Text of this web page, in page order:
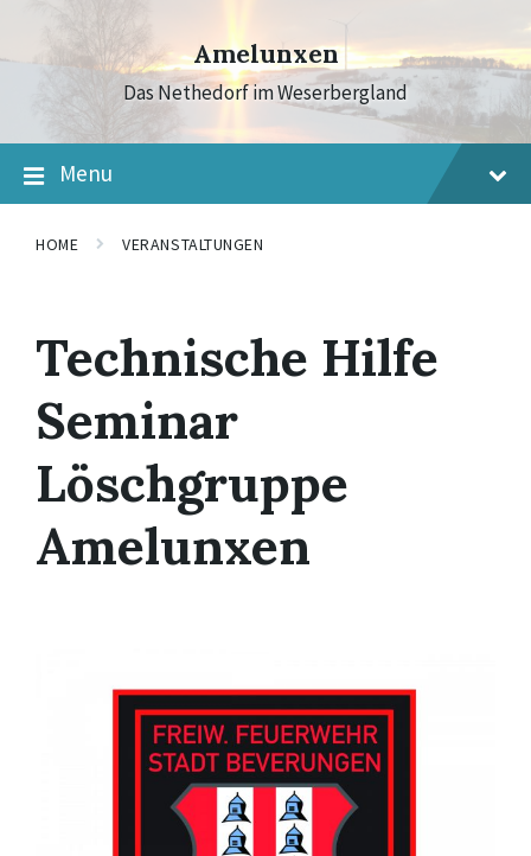
content
main
footer
Amelunxen
Das Nethedorf im Weserbergland
Menu
HOME VERANSTALTUNGEN
Technische Hilfe
Seminar
Löschgruppe
Amelunxen